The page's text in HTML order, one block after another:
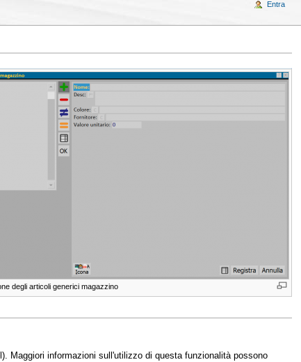
degli articoli generici magazzino
Maggiori informazioni sull'utilizzo di questa funzionalità possono
Entra